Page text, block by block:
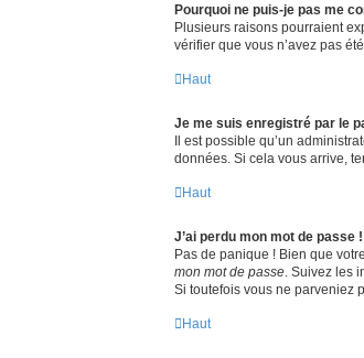
Pourquoi ne puis-je pas me
Plusieurs raisons pourraient
vérifier que vous n’avez pas
Haut
Je me suis enregistré par le
Il est possible qu’un
données. Si cela vous arrive,
Haut
J’ai perdu mon mot de passe !
Pas de panique ! Bien que
mon mot de passe . Suivez les
Si toutefois vous ne parveniez
Haut